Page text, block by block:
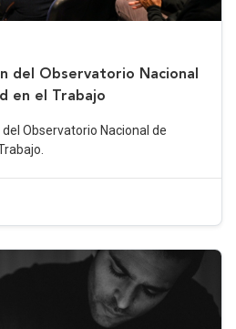
del Observatorio Nacional
en el Trabajo
Observatorio Nacional de